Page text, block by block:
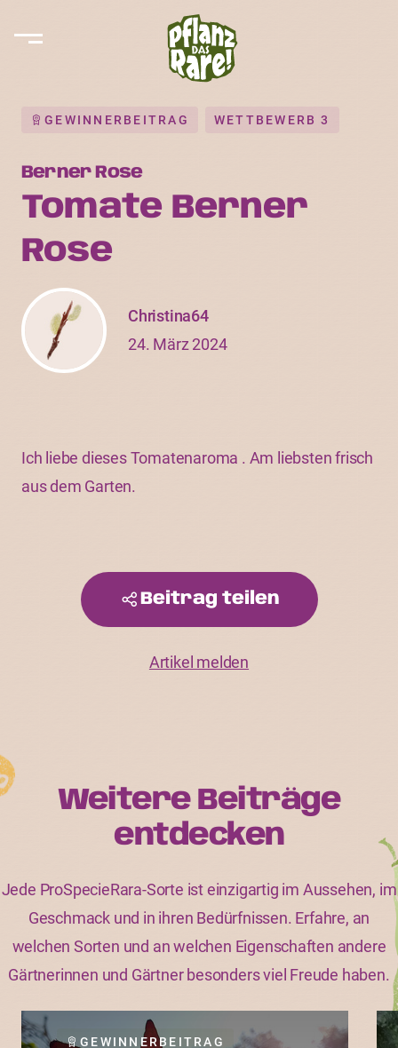
GEWINNERBEITRAG WETTBEWERB 3
Berner Rose
Tomate Berner
Rose
Christina64
24. März 2024
Ich liebe dieses Tomatenaroma . Am liebsten frisch
aus dem Garten.
Beitrag teilen
Artikel melden
Weitere Beiträge
entdecken
Jede ProSpecieRara-Sorte ist einzigartig im Aussehen, im
Geschmack und in ihren Bedürfnissen. Erfahre, an
welchen Sorten und an welchen Eigenschaften andere
Gärtnerinnen und Gärtner besonders viel Freude haben.
GEWINNERBEITRAG